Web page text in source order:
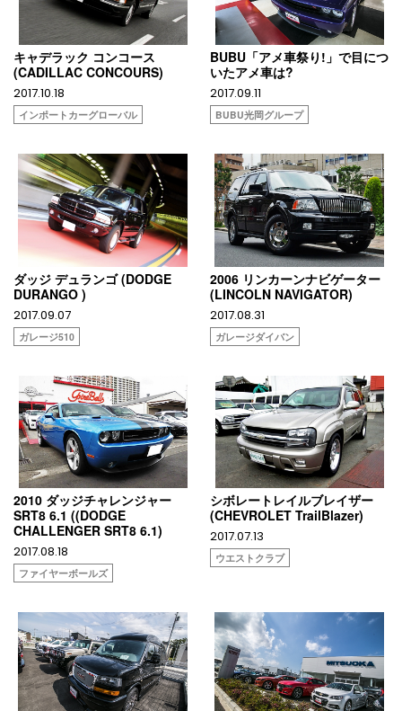
キャデラック コンコース
(CADILLAC CONCOURS)
2017.10.18
インポートカーグローバル
BUBU「アメ車祭り!」で目につ
いたアメ車は?
2017.09.11
BUBU光岡グループ
ダッジ デュランゴ (DODGE
DURANGO )
2017.09.07
ガレージ510
2006 リンカーンナビゲーター
(LINCOLN NAVIGATOR)
2017.08.31
ガレージダイバン
2010 ダッジチャレンジャー
SRT8 6.1 ((DODGE
CHALLENGER SRT8 6.1)
2017.08.18
ファイヤーボールズ
シボレートレイルブレイザー
(CHEVROLET TrailBlazer)
2017.07.13
ウエストクラブ